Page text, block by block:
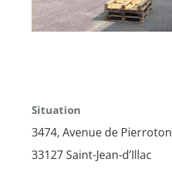
Situation
3474, Avenue de Pierroton
33127 Saint-Jean-d’Illac